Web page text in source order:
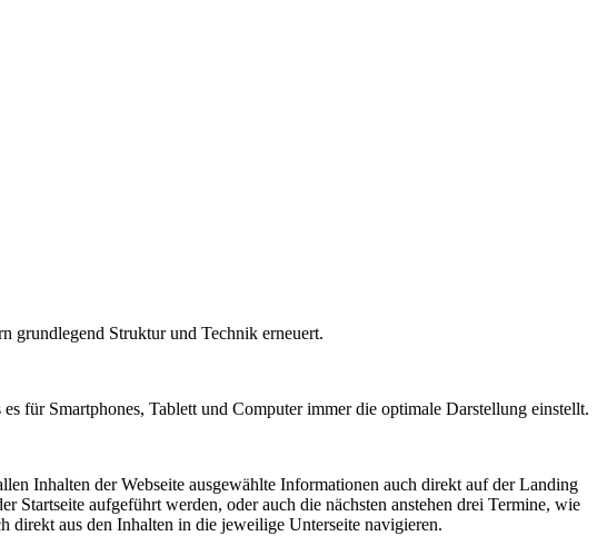
grundlegend Struktur und Technik erneuert.
für Smartphones, Tablett und Computer immer die optimale Darstellung einstellt.
Inhalten der Webseite ausgewählte Informationen auch direkt auf der Landing
aufgeführt werden, oder auch die nächsten anstehen drei Termine, wie
direkt aus den Inhalten in die jeweilige Unterseite navigieren.